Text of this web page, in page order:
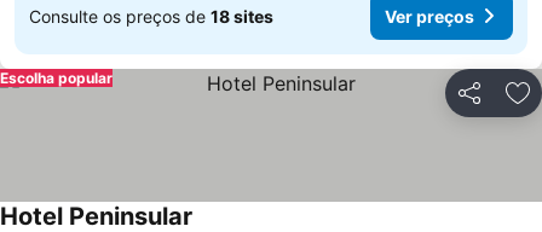
Consulte os preços de 18 sites Ver preços
Partilhar
Escolha popular
Hotel Peninsular